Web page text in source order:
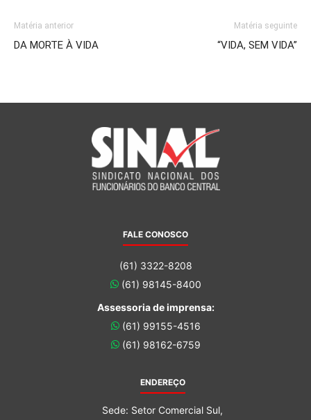
Matéria anterior
DA MORTE À VIDA
Matéria seguinte
“VIDA, SEM VIDA”
FALE CONOSCO
(61) 3322-8208
(61) 98145-8400
Assessoria de imprensa:
(61) 99155-4516
(61) 98162-6759
ENDEREÇO
Sede: Setor Comercial Sul,